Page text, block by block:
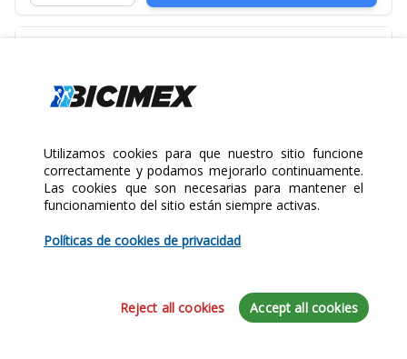
Utilizamos cookies para que nuestro sitio funcione
correctamente y podamos mejorarlo continuamente.
Las cookies que son necesarias para mantener el
funcionamiento del sitio están siempre activas.
Políticas de cookies de privacidad
Reject all cookies Accept all cookies